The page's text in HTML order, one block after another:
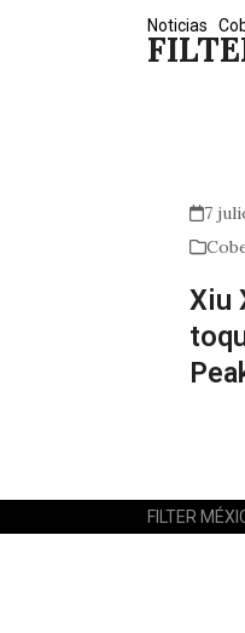
Noticias
7
Xiu
FILTER